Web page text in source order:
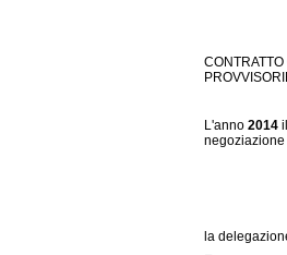
L'anno 2014
la